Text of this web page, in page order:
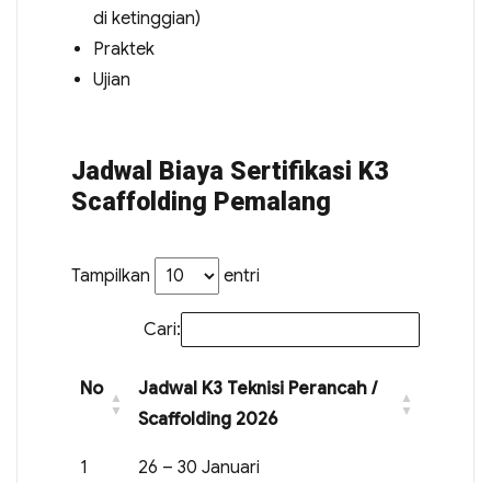
di ketinggian)
Praktek
Ujian
Jadwal Biaya Sertifikasi K3
Scaffolding Pemalang
Tampilkan entri
Cari:
No
Jadwal K3 Teknisi Perancah /
Scaffolding 2026
1 26 – 30 Januari